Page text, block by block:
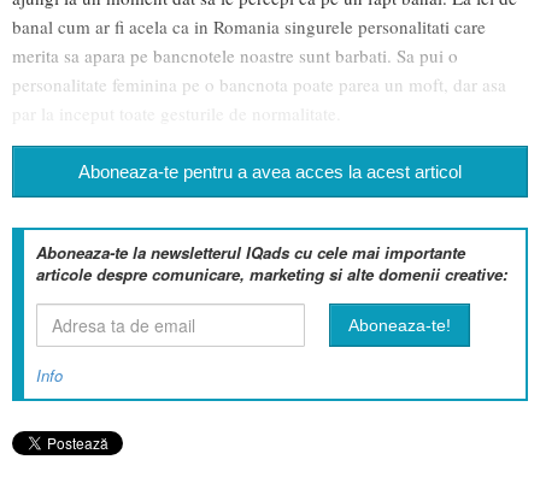
banal cum ar fi acela ca in Romania singurele personalitati care
merita sa apara pe bancnotele noastre sunt barbati. Sa pui o
personalitate feminina pe o bancnota poate parea un moft, dar asa
par la inceput toate gesturile de normalitate.
Aboneaza-te pentru a avea acces la acest articol
Aboneaza-te la newsletterul IQads cu cele mai importante
articole despre comunicare, marketing si alte domenii creative:
Info